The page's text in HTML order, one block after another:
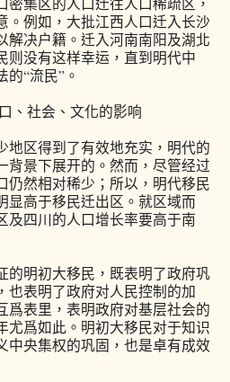
。例如，大批江西人口迁入长沙
解决户籍。迁入河南南阳及湖北
则没有这样幸运，直到明代中
“流民”。
、社会、文化的影响
地区得到了有效地充实，明代的
背景下展开的。然而，尽管经过
仍然相对稀少；所以，明代移民
显高于移民迁出区。就区域而
及四川的人口增长率要高于南
的明初大移民，既表明了政府巩
也表明了政府对人民控制的加
爲表里，表明政府对基层社会的
尤爲如此。明初大移民对于知识
中央集权的巩固，也是卓有成效